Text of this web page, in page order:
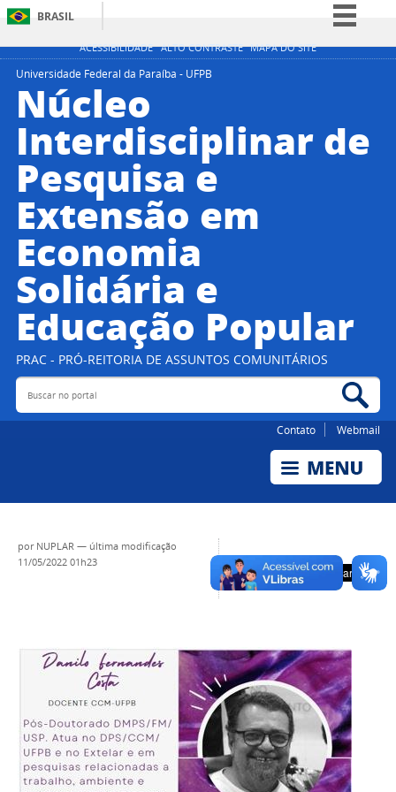
ACESSIBILIDADE ALTO CONTRASTE MAPA DO SITE
BRASIL
Simplifique!
Acesso à informação
Legislação
Universidade Federal da Paraíba - UFPB
Núcleo
Interdisciplinar de
Pesquisa e
Extensão em
Economia
Solidária e
Educação Popular
PRAC - PRÓ-REITORIA DE ASSUNTOS COMUNITÁRIOS
Buscar no portal
Contato Webmail
por NUPLAR — última modificação
11/05/2022 01h23